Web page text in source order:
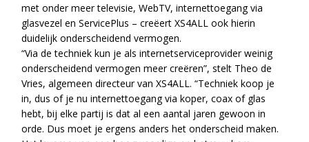
met onder meer televisie, WebTV, internettoegang via
glasvezel en ServicePlus – creëert XS4ALL ook hierin
duidelijk onderscheidend vermogen.
“Via de techniek kun je als internetserviceprovider weinig
onderscheidend vermogen meer creëren”, stelt Theo de
Vries, algemeen directeur van XS4ALL. “Techniek koop je
in, dus of je nu internettoegang via koper, coax of glas
hebt, bij elke partij is dat al een aantal jaren gewoon in
orde. Dus moet je ergens anders het onderscheid maken.